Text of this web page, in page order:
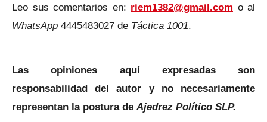
Leo sus comentarios en: riem1382@gmail.com o al
WhatsApp 4445483027 de Táctica 1001.
Las opiniones aquí expresadas son
responsabilidad del autor y no necesariamente
representan la postura de Ajedrez Político SLP.